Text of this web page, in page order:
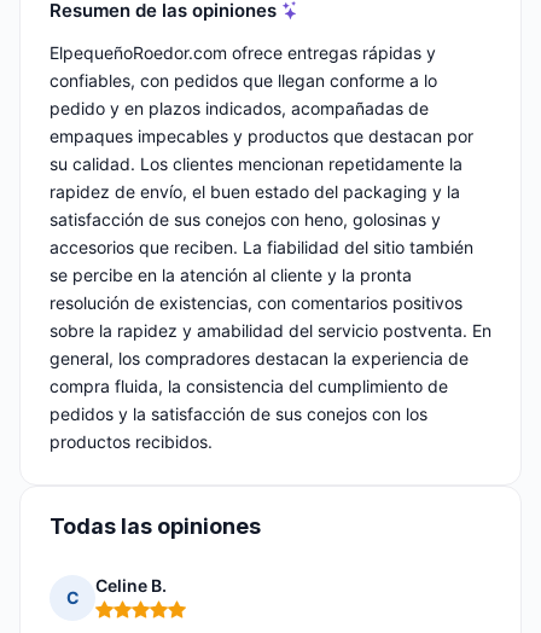
Resumen de las opiniones
ElpequeñoRoedor.com ofrece entregas rápidas y
confiables, con pedidos que llegan conforme a lo
pedido y en plazos indicados, acompañadas de
empaques impecables y productos que destacan por
su calidad. Los clientes mencionan repetidamente la
rapidez de envío, el buen estado del packaging y la
satisfacción de sus conejos con heno, golosinas y
accesorios que reciben. La fiabilidad del sitio también
se percibe en la atención al cliente y la pronta
resolución de existencias, con comentarios positivos
sobre la rapidez y amabilidad del servicio postventa. En
general, los compradores destacan la experiencia de
compra fluida, la consistencia del cumplimiento de
pedidos y la satisfacción de sus conejos con los
productos recibidos.
Todas las opiniones
C
Celine B.
Nota: 5 de 5